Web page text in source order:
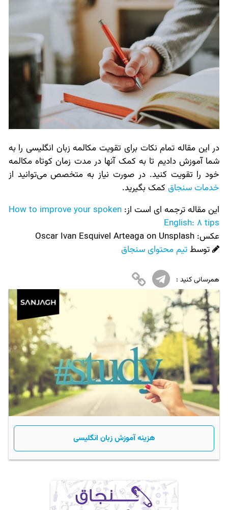
در این مقاله تمام نکات برای تقویت مکالمه زبان انگلیسی را به
شما آموزش دادیم تا به کمک آنها در مدت زمان کوتاه مکالمه
خود را تقویت کنید. در صورت نیاز به متخصص می‌توانید از
خدمات سنجاق کمک بگیرید.
این مقاله ترجمه ای است از: How to improve your spoken
English: 8 tips
عکس:‌ Oscar Ivan Esquivel Arteaga on Unsplash
توسطتیم محتوای سنجاق
همرسانی کنید :
هزینه آموزش زبان انگلیسی